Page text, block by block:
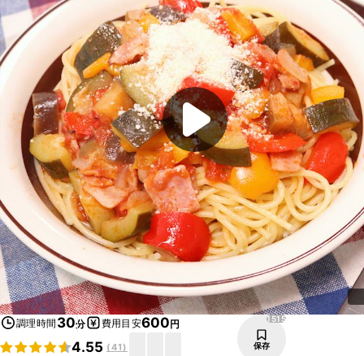
調理時間 30分 費用目安600円
4.55 (41)
1515
保存